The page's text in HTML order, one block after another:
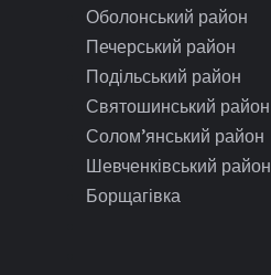
Оболонський район
Печерський район
Подільський район
Святошинський район
Солом’янський район
Шевченківський район
Борщагівка